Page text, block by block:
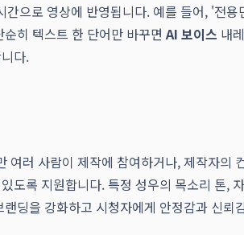
으로 영상에 반영됩니다. 예를 들어, '
순히 텍스트 한 단어만 바꾸면AI 보이스 내
다.
러 사람이 제작에 참여하거나, 제작자
도록 지원합니다. 특정 성우의 목소리 톤,
딩을 강화하고 시청자에게 안정감과 신뢰